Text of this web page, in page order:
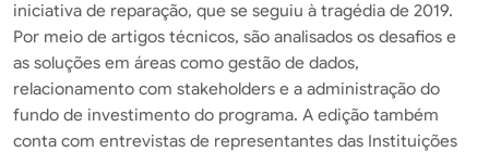
iniciativa de reparação, que se seguiu à tragédia de 2019.
Por meio de artigos técnicos, são analisados os desafios e
as soluções em áreas como gestão de dados,
relacionamento com stakeholders e a administração do
fundo de investimento do programa. A edição também
conta com entrevistas de representantes das Instituições